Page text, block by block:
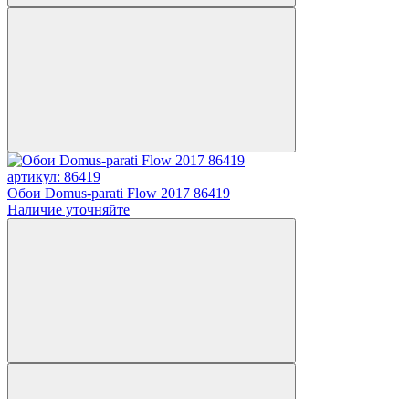
артикул: 86419
Обои Domus-parati Flow 2017 86419
Наличие уточняйте